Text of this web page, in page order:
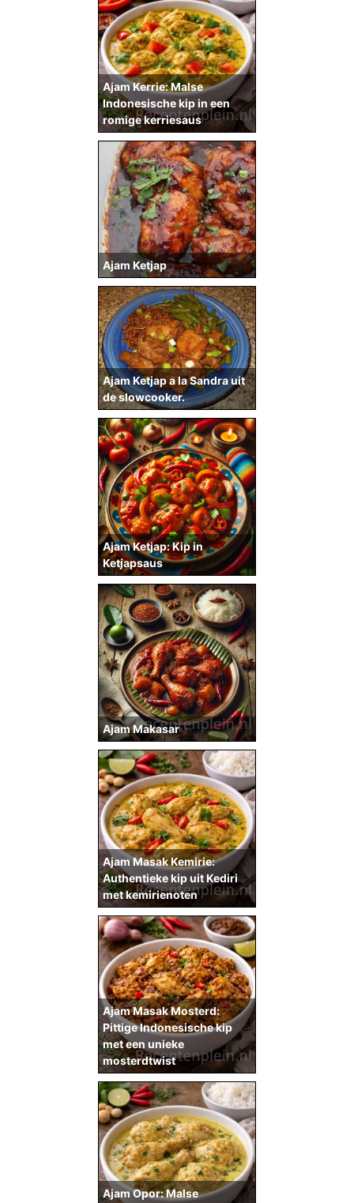
Ajam Kerrie: Malse
Indonesische kip in een
romige kerriesaus
Ajam Ketjap
Ajam Ketjap a la Sandra uit
de slowcooker.
Ajam Ketjap: Kip in
Ketjapsaus
Ajam Makasar
Ajam Masak Kemirie:
Authentieke kip uit Kediri
met kemirienoten
Ajam Masak Mosterd:
Pittige Indonesische kip
met een unieke
mosterdtwist
Ajam Opor: Malse